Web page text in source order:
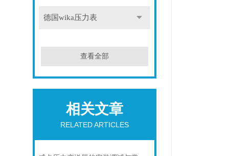
德国wika压力表
查看全部
相关文章
RELATED ARTICLES